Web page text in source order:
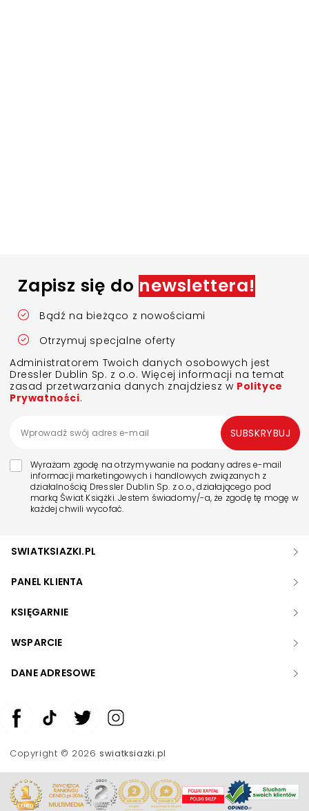
Zapisz się do newslettera!
Bądź na bieżąco z nowościami
Otrzymuj specjalne oferty
Administratorem Twoich danych osobowych jest
Dressler Dublin Sp. z o.o. Więcej informacji na temat
zasad przetwarzania danych znajdziesz w Polityce
Prywatności.
Wyrażam zgodę na otrzymywanie na podany adres e-mail
informacji marketingowych i handlowych związanych z
działalnością Dressler Dublin Sp. z o.o., działającego pod
marką Świat Książki. Jestem świadomy/-a, że zgodę tę mogę w
każdej chwili wycofać.
SUBSKRYBUJ
SWIATKSIAZKI.PL
PANEL KLIENTA
KSIĘGARNIE
WSPARCIE
DANE ADRESOWE
Copyright © 2026swiatksiazki.pl
Zwiększ rozmiar czcionki
Skala szarości